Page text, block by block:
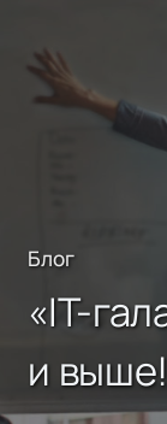
Блог
«IT-
и выше!